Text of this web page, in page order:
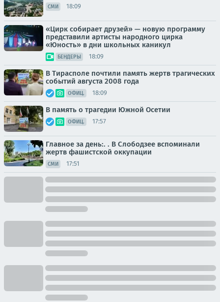
СМИ 18:09
«Цирк собирает друзей» — новую программу
представили артисты народного цирка
«Юность» в дни школьных каникул
БЕНДЕРЫ 18:09
В Тирасполе почтили память жертв трагических
событий августа 2008 года
ОФИЦ. 18:09
В память о трагедии Южной Осетии
ОФИЦ. 17:57
Главное за день:. . В Слободзее вспоминали
жертв фашистской оккупации
СМИ 17:51